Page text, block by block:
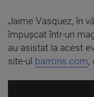
Jaime Vasquez, în
împușcat într-un
au asistat la acest
site-ul barrons.com,